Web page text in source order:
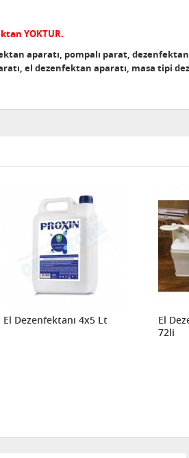
YOKTUR.
aparatı, pompalı parat,
el dezenfektan aparatı, masa tipi
El Dezenfektanı 4x5 Lt
El
72li